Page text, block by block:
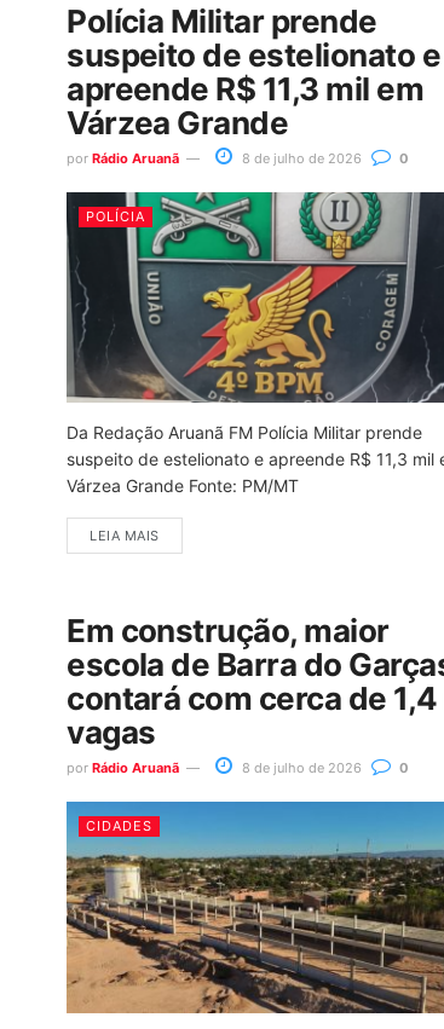
Polícia Militar prende
suspeito de estelionato e
apreende R$ 11,3 mil em
Várzea Grande
por Rádio Aruanã 8 de julho de 2026 0
POLÍCIA
Da Redação Aruanã FM Polícia Militar prende
suspeito de estelionato e apreende R$ 11,3 mil
Várzea Grande Fonte: PM/MT
LEIA MAIS
Em construção, maior
escola de Barra do
contará com cerca de
vagas
por Rádio Aruanã 8 de julho de 2026 0
CIDADES